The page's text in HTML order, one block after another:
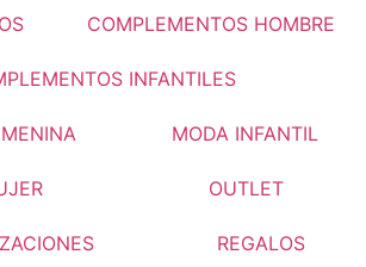
COMPLEMENTOS HOMBRE
INFANTILES
MODA INFANTIL
OUTLET
REGALOS